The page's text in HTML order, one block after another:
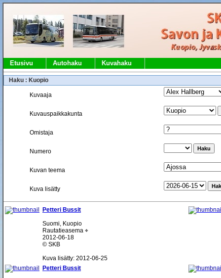
Etusivu Autohaku Kuvahaku
Haku : Kuopio
Kuvaaja
Kuvauspaikkakunta
Omistaja
Numero
Kuvan teema
Kuva lisätty
Petteri Bussit
Suomi, Kuopio
Rautatieasema ⌖
2012-06-18
© SKB
Kuva lisätty: 2012-06-25
Petteri Bussit